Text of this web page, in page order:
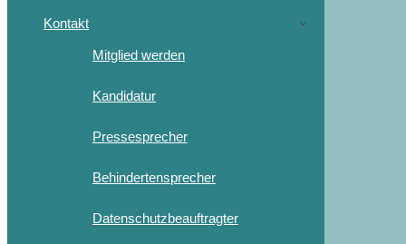
Kontakt
Mitglied werden
Kandidatur
Pressesprecher
Behindertensprecher
Datenschutzbeauftragter